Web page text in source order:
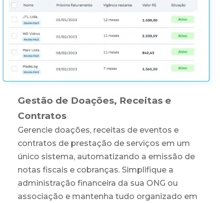
Gestão de Doações, Receitas e
Contratos
Gerencie doações, receitas de eventos e
contratos de prestação de serviços em um
único sistema, automatizando a emissão de
notas fiscais e cobranças. Simplifique a
administração financeira da sua ONG ou
associação e mantenha tudo organizado em